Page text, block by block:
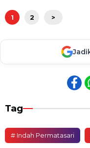
1 2 >
Tag
# Indah Permatasari